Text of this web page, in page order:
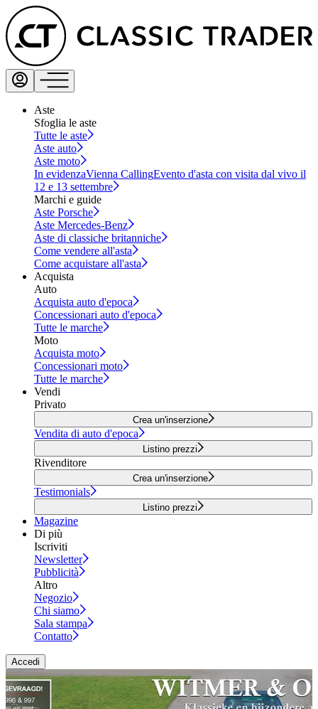
Aste
Sfoglia le aste
Tutte le aste
Aste auto
Aste moto
In evidenzaVienna CallingEvento d'asta con visita dal vivo il
12 e 13 settembre
Marchi e guide
Aste Porsche
Aste Mercedes-Benz
Aste di classiche britanniche
Come vendere all'asta
Come acquistare all'asta
Acquista
Auto
Acquista auto d'epoca
Concessionari auto d'epoca
Tutte le marche
Moto
Acquista moto
Concessionari moto
Tutte le marche
Vendi
Privato
Crea un'inserzione
Vendita di auto d'epoca
Listino prezzi
Rivenditore
Crea un'inserzione
Testimonials
Listino prezzi
Magazine
Di più
Iscriviti
Newsletter
Pubblicità
Altro
Negozio
Chi siamo
Sala stampa
Contatto
Accedi